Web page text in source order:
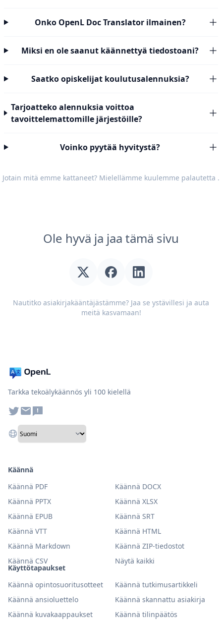
Onko OpenL Doc Translator ilmainen?
Miksi en ole saanut käännettyä tiedostoani?
Saatko opiskelijat koulutusalennuksia?
Tarjoatteko alennuksia voittoa
tavoittelemattomille järjestöille?
Voinko pyytää hyvitystä?
Jotain mitä emme kattaneet? Mielellämme kuulemme palautetta .
Ole hyvä ja jaa tämä sivu
Nautitko asiakirjakääntäjästämme? Jaa se ystävillesi ja auta
meitä kasvamaan!
Tarkka tekoälykäännös yli 100 kielellä
Käyttötapaukset
Käännä opintosuoritusotteet
Käännä tutkimusartikkeli
Käännä ansioluettelo
Käännä skannattu asiakirja
Käännä kuvakaappaukset
Käännä tilinpäätös
Käännä
Käännä PDF
Käännä DOCX
Käännä PPTX
Käännä XLSX
Käännä EPUB
Käännä SRT
Käännä VTT
Käännä HTML
Käännä Markdown
Käännä ZIP-tiedostot
Käännä CSV
Näytä kaikki